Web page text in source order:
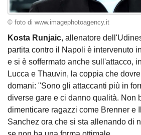
© foto di www.imagephotoagency.it
Kosta Runjaic, allenatore
partita contro il Napoli è intervenuto
e si è soffermato anche sull'attacco,
Lucca e Thauvin, la coppia che
domani: "Sono gli attaccanti più in
diverse gare e ci danno qualità. Non
dimenticare ragazzi come Brenner e
Sanchez ora che si sta allenando di